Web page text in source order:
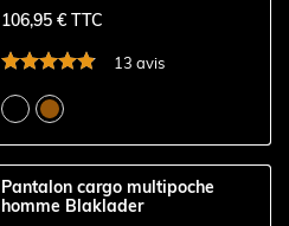
106,95 € TTC
13 avis
Pantalon cargo multipoche
homme Blaklader